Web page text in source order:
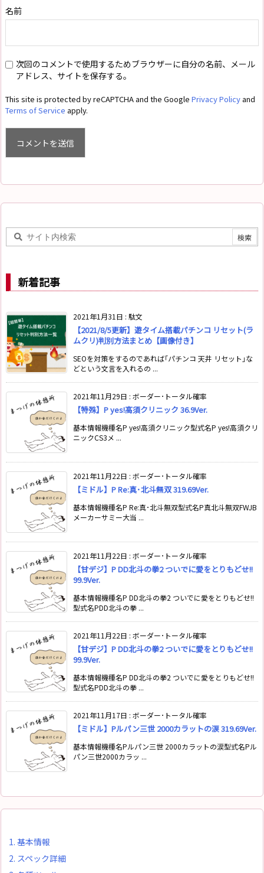
名前
次回のコメントで使用するためブラウザーに自分の名前、メール
アドレス、サイトを保存する。
This site is protected by reCAPTCHA and the Google Privacy Policy and
Terms of Service apply.
新着記事
2021年1月31日 : 駄文
【2021/8/5更新】遊タイム搭載パチンコ リセット(ラ
ムクリ)判別方法まとめ【画像付き】
SEOを対策をするのであれば｢パチンコ 天井 リセット｣な
どという文言を入れるの ...
2021年11月29日 : ボーダー･トータル確率
【特殊】P yes!高須クリニック 36.9Ver.
基本情報機種名P yes!高須クリニック型式名P yes!高須クリ
ニックCS3メ ...
2021年11月22日 : ボーダー･トータル確率
【ミドル】P Re:真･北斗無双 319.69Ver.
基本情報機種名P Re:真･北斗無双型式名P真北斗無双FWJB
メーカーサミー大当 ...
2021年11月22日 : ボーダー･トータル確率
【甘デジ】P DD北斗の拳2 ついでに愛をとりもどせ!!
99.9Ver.
基本情報機種名P DD北斗の拳2 ついでに愛をとりもどせ!!
型式名PDD北斗の拳 ...
2021年11月22日 : ボーダー･トータル確率
【甘デジ】P DD北斗の拳2 ついでに愛をとりもどせ!!
99.9Ver.
基本情報機種名P DD北斗の拳2 ついでに愛をとりもどせ!!
型式名PDD北斗の拳 ...
2021年11月17日 : ボーダー･トータル確率
【ミドル】Pルパン三世 2000カラットの涙 319.69Ver.
基本情報機種名Pルパン三世 2000カラットの涙型式名Pル
パン三世2000カラッ ...
1. 基本情報
2. スペック詳細